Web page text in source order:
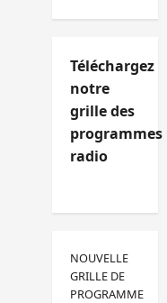
Téléchargez
notre
grille des
programmes
radio
NOUVELLE
GRILLE DE
PROGRAMME